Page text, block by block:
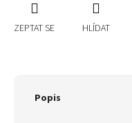
ZEPTAT SE HLÍDAT
Popis